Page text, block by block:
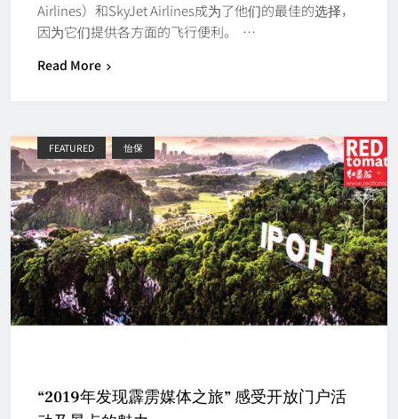
Airlines）和SkyJet Airlines成为了他们的最佳的选择，
因为它们提供各方面的飞行便利。 …
Read More
FEATURED 怡保
“2019年发现霹雳媒体之旅” 感受开放门户活